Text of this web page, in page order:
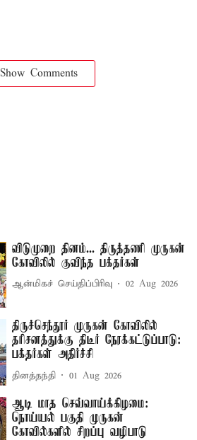
Show Comments
விடுமுறை தினம்... திருத்தணி முருகன்
கோவிலில் குவிந்த பக்தர்கள்
ஆன்மிகச் செய்திப்பிரிவு 02 Aug 2026
திருச்செந்தூர் முருகன் கோவிலில்
தரிசனத்துக்கு திடீர் நேரக்கட்டுப்பாடு:
பக்தர்கள் அதிர்ச்சி
தினத்தந்தி 01 Aug 2026
ஆடி மாத செவ்வாய்க்கிழமை:
நொய்யல் பகுதி முருகன்
கோவில்களில் சிறப்பு வழிபாடு